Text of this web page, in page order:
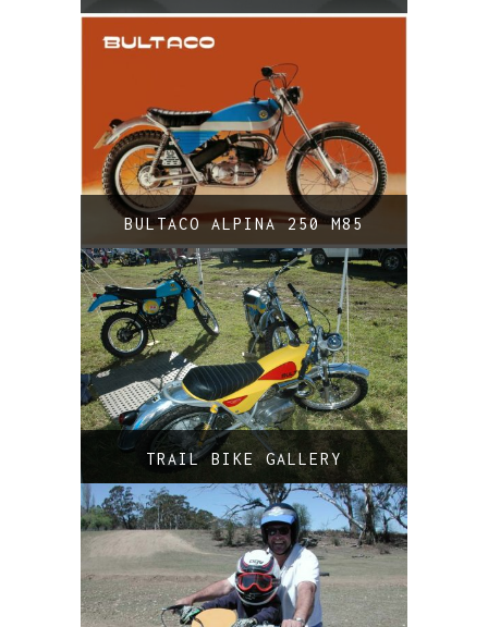
BULTACO ALPINA 250 M85
TRAIL BIKE GALLERY